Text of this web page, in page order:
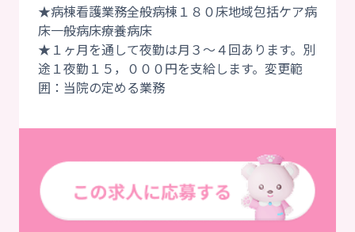
★病棟看護業務全般病棟１８０床地域包括ケア病
床一般病床療養病床
★１ヶ月を通して夜勤は月３～４回あります。別
途１夜勤１５，０００円を支給します。変更範